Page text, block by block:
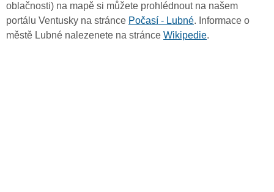
oblačnosti) na mapě si můžete prohlédnout na našem
portálu Ventusky na stránce Počasí - Lubné. Informace o
městě Lubné nalezenete na stránce Wikipedie.